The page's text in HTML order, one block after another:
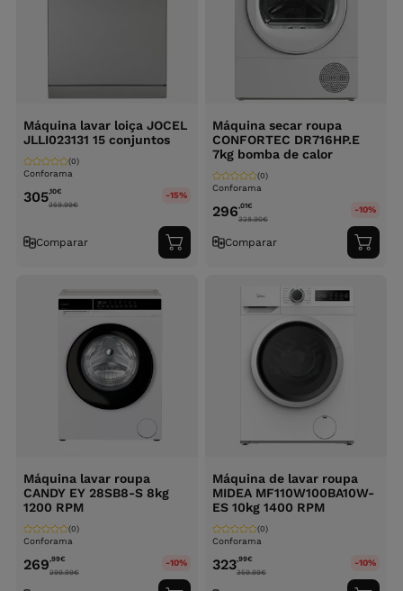
Máquina lavar loiça JOCEL
JLLI023131 15 conjuntos
Conforama
(0)
305,10€
359.99€
-15%
Comparar
Adicionar
ao
Máquina secar roupa
CONFORTEC DR716HP.E
7kg bomba de calor
Conforama
(0)
296,01€
328.90€
-10%
Comparar
ao
Máquina lavar roupa
CANDY EY 28SB8-S 8kg
1200 RPM
Conforama
(0)
269,99€
299.99€
-10%
Máquina de lavar roupa
MIDEA MF110W100BA10W-
ES 10kg 1400 RPM
Conforama
(0)
323,99€
359.99€
-10%